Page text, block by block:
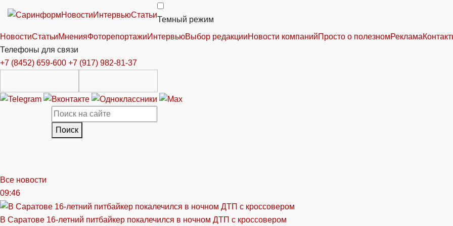
НовостиИнтервьюСтатьи
Темный режим
НовостиСтатьиМненияФоторепортажиИнтервьюВыбор редакцииНовости компанийПросто о полезномРеклама
Телефоны для связи
+7 (8452) 659-600 +7 (917) 982-81-37
Поиск
Все новости
09:46
В Саратове 16-летний питбайкер покалечился в ночном ДТП с кроссовером